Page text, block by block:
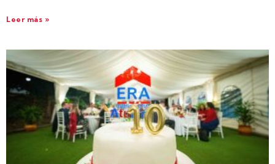
Leer más »